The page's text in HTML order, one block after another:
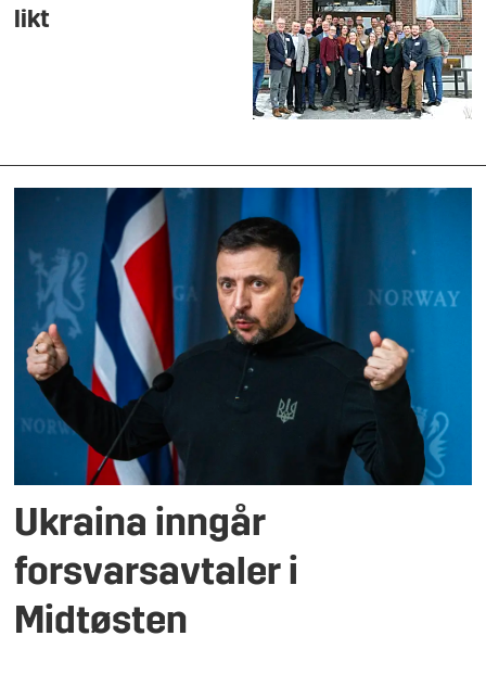
likt
Ukraina inngår
forsvarsavtaler i
Midtøsten